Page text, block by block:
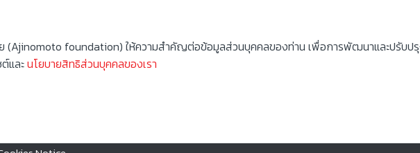
(Ajinomoto foundation) ให้ความสำคัญต่อข้อมูลส่วนบุคคลของท่าน เพื่อการพัฒนาและปรับปรุ
และนโยบายสิทธิส่วนบุคคลของเรา